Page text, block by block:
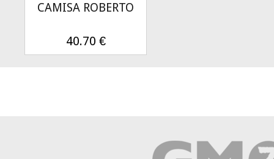
CAMISA ROBERTO
40.70 €